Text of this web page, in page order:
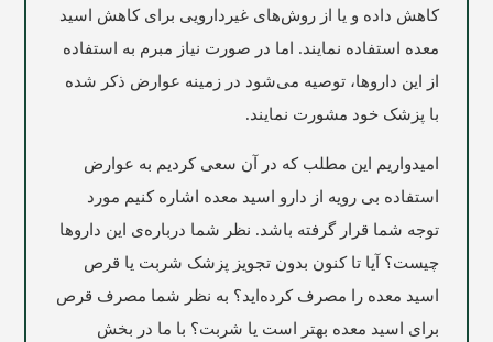
کاهش داده و یا از روش‌های غیردارویی برای کاهش اسید
معده استفاده نمایند. اما در صورت نیاز مبرم به استفاده
از این داروها، توصیه می‌شود در زمینه عوارض ذکر شده
با پزشک خود مشورت نمایند.
امیدواریم این مطلب که در آن سعی کردیم به عوارض
استفاده بی رویه از دارو اسید معده اشاره کنیم مورد
توجه شما قرار گرفته باشد. نظر شما درباره‌ی این داروها
چیست؟ آیا تا کنون بدون تجویز پزشک شربت یا قرص
اسید معده را مصرف کرده‌اید؟ به نظر شما مصرف قرص
برای اسید معده بهتر است یا شربت؟ با ما در بخش